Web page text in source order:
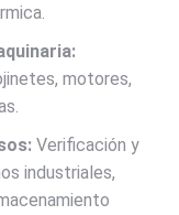
motores,
Verificación y
industriales,